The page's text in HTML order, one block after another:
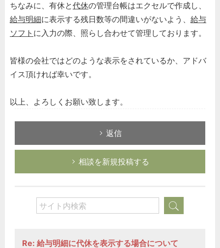
ちなみに、有休と代休の管理台帳はエクセルで作成し、
給与明細に表示する残日数等の間違いがないよう、 給与
ソフト に入力の際、照らし合わせて管理しております。
皆様の会社ではどのような表示をされているか、アドバ
イス頂ければ幸いです。
以上、よろしくお願い致します。
返信
相談を新規投稿する
Re: 給与明細に代休を表示する場合について